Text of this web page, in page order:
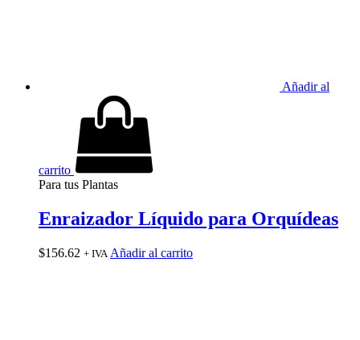
Añadir al
carrito
Para tus Plantas
Enraizador Líquido para Orquídeas
$156.62 + IVA Añadir al carrito